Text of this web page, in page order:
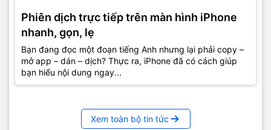
Phiên dịch trực tiếp trên màn hình iPhone
nhanh, gọn, lẹ
Bạn đang đọc một đoạn tiếng Anh nhưng lại phải copy –
mở app – dán – dịch? Thực ra, iPhone đã có cách giúp
bạn hiểu nội dung ngay...
Xem toàn bộ tin tức